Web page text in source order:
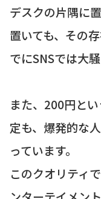
デスクの片隅に
置いても、その
でにSNSでは大騒
また、200円と
定も、爆発的な
っています。
このクオリティ